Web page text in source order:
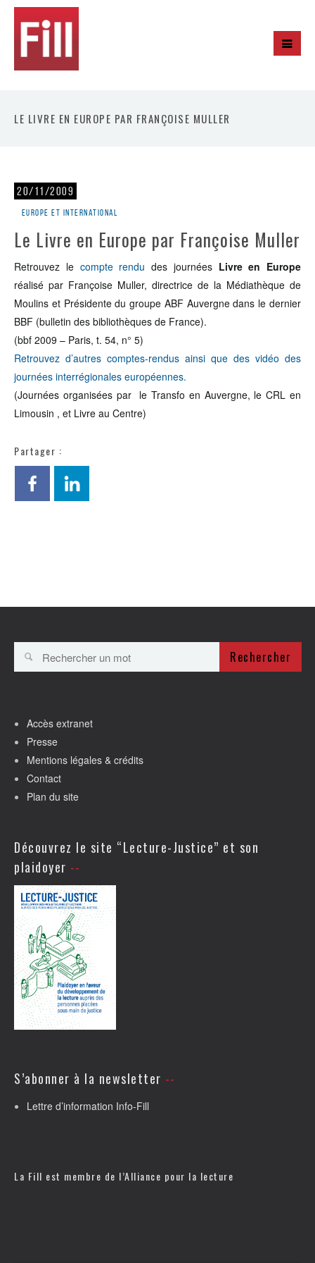
LE LIVRE EN EUROPE PAR FRANÇOISE MULLER
20/11/2009
Europe et international
Le Livre en Europe par Françoise Muller
Retrouvez le compte rendu des journées Livre en Europe
réalisé par Françoise Muller, directrice de la Médiathèque de
Moulins et Présidente du groupe ABF Auvergne dans le dernier
BBF (bulletin des bibliothèques de France).
(bbf 2009 – Paris, t. 54, n° 5)
Retrouvez d’autres comptes-rendus ainsi que des vidéo des
journées interrégionales européennes.
(Journées organisées par le Transfo en Auvergne, le CRL en
Limousin , et Livre au Centre)
Partager :
Rechercher
Accès extranet
Presse
Mentions légales & crédits
Contact
Plan du site
Découvrez le site “Lecture-Justice” et son
plaidoyer
S’abonner à la newsletter
Lettre d’information Info-Fill
La Fill est membre de l’Alliance pour la lecture